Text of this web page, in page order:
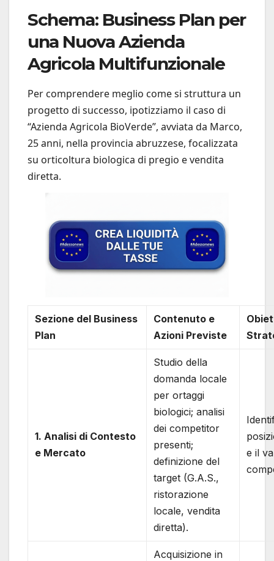
Schema: Business Plan per
una Nuova Azienda
Agricola Multifunzionale
Per comprendere meglio come si struttura un
progetto di successo, ipotizziamo il caso di
“Azienda Agricola BioVerde”, avviata da Marco,
25 anni, nella provincia abruzzese, focalizzata
su orticoltura biologica di pregio e vendita
diretta.
Sezione del Business
Plan
Contenuto e
Azioni Previste
1. Analisi di Contesto
e Mercato
Studio della
domanda locale
per ortaggi
biologici; analisi
dei competitor
presenti;
definizione del
target (G.A.S.,
ristorazione
locale, vendita
diretta).
e il
Acquisizione in